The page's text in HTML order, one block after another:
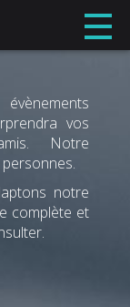
vos
Notre
personnes.
notre
complète et